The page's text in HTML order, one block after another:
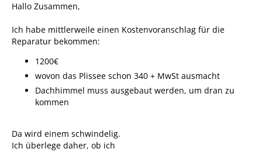
Hallo Zusammen,
Ich habe mittlerweile einen Kostenvoranschlag für die
Reparatur bekommen:
1200€
wovon das Plissee schon 340 + MwSt ausmacht
Dachhimmel muss ausgebaut werden, um dran zu
kommen
Da wird einem schwindelig.
Ich überlege daher, ob ich